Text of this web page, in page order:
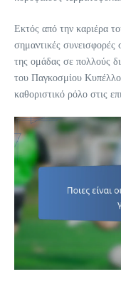
Εκτός από την καριέρα
σημαντικές
της ομάδας σε πολλούς
του Παγκοσμίου
καθοριστικό ρόλο στις